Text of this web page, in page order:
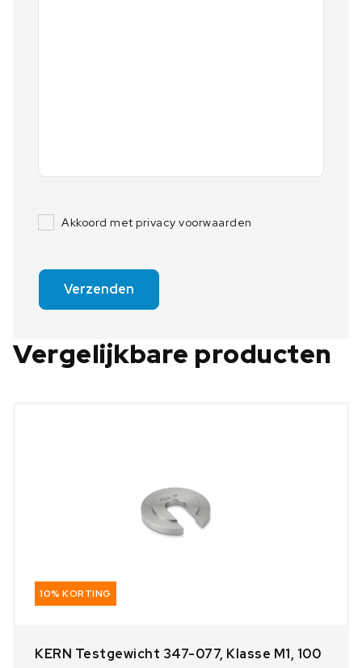
Akkoord met privacy voorwaarden
Verzenden
Vergelijkbare producten
10% KORTING
KERN Testgewicht 347-077, Klasse M1, 100